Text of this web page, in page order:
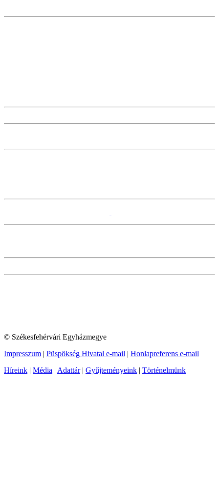
© Székesfehérvári Egyházmegye
Impresszum | Püspökség Hivatal e-mail | Honlapreferens e-mail
Híreink | Média | Adattár| Gyűjteményeink | Történelmünk